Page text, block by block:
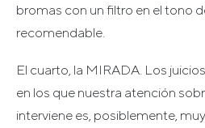
bromas con un filtro en el tono
recomendable.
El cuarto, la MIRADA. Los
en los que nuestra atención
interviene es, posiblemente,